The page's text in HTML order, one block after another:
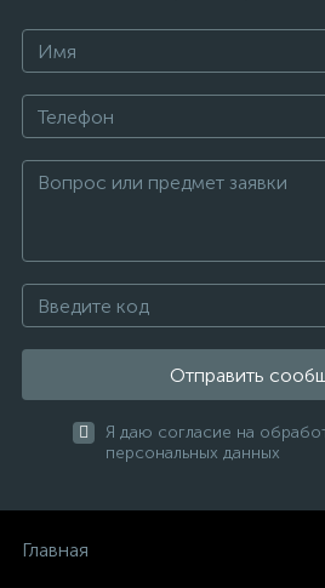
Отправить
Я даю согласие на
персональных данных
Главная